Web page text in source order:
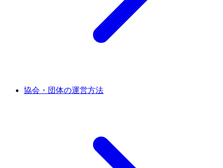
協会・団体の運営方法